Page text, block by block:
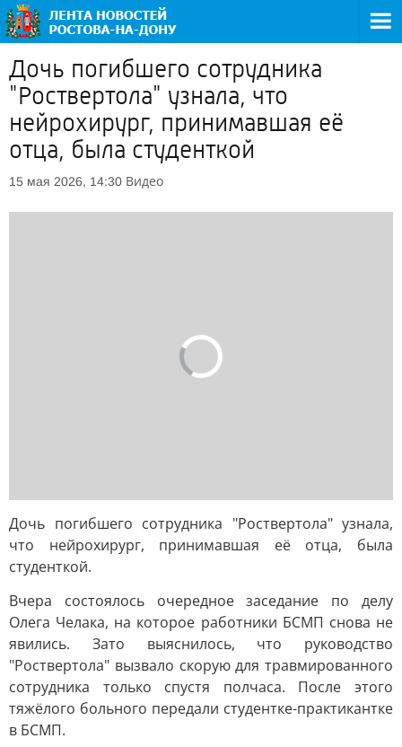
Дочь погибшего сотрудника
"Роствертола" узнала, что
нейрохирург, принимавшая её
отца, была студенткой
15 мая 2026, 14:30 Видео
Дочь погибшего сотрудника "Роствертола" узнала,
что нейрохирург, принимавшая её отца, была
студенткой.
Вчера состоялось очередное заседание по делу
Олега Челака, на которое работники БСМП снова не
явились. Зато выяснилось, что руководство
"Роствертола" вызвало скорую для травмированного
сотрудника только спустя полчаса. После этого
тяжёлого больного передали студентке-практикантке
в БСМП.